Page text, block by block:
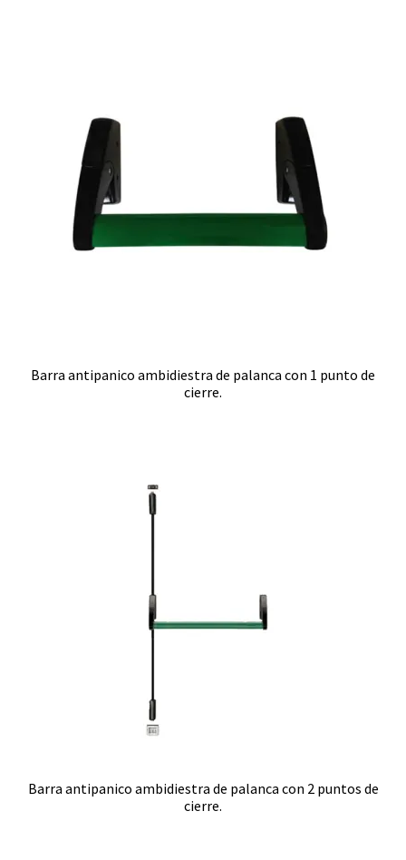
Barra antipanico ambidiestra de palanca con 1 punto de
cierre.
Barra antipanico ambidiestra de palanca con 2 puntos de
cierre.